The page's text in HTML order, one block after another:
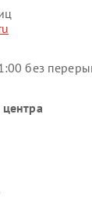
без
центра